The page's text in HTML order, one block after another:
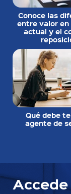
Conoce las
entre valor
actual y el
Qué debe
agente de